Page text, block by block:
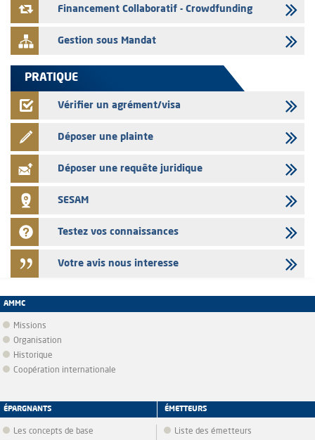
le mois de Juin 2026Financement Collaboratif - Crowdfunding
Gestion sous Mandat
PRATIQUE
Vérifier un agrément/visa
Déposer une plainte
Déposer une requête juridique
SESAM
Testez vos connaissances
Votre avis nous interesse
AMMC
Missions
Organisation
Historique
Coopération internationale
ÉPARGNANTS
Les concepts de base
ÉMETTEURS
Liste des émetteurs